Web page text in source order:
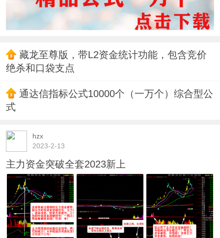
藏龙至尊版，带L2资金统计功能，包含竞价
绝杀和口袋支点
通达信指标公式10000个（一万个）综合型公
式
hzx
2023-2-13
主力资金突破全套2023新上